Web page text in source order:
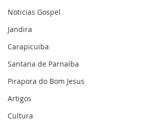
Noticias Gospel
Jandira
Carapicuiba
Santana de Parnaíba
Pirapora do Bom Jesus
Artigos
Cultura